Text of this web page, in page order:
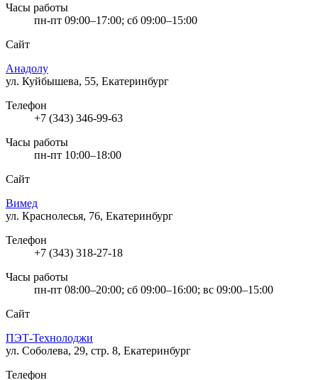
Часы работы
пн-пт 09:00–17:00; сб 09:00–15:00
Сайт
Анадолу
ул. Куйбышева, 55, Екатеринбург
Телефон
+7 (343) 346-99-63
Часы работы
пн-пт 10:00–18:00
Сайт
Вимед
ул. Краснолесья, 76, Екатеринбург
Телефон
+7 (343) 318-27-18
Часы работы
пн-пт 08:00–20:00; сб 09:00–16:00; вс 09:00–15:00
Сайт
ПЭТ-Технолоджи
ул. Соболева, 29, стр. 8, Екатеринбург
Телефон